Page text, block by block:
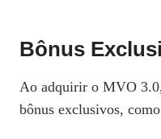
Bônus
Ao adquirir o MVO
bônus exclusivos,